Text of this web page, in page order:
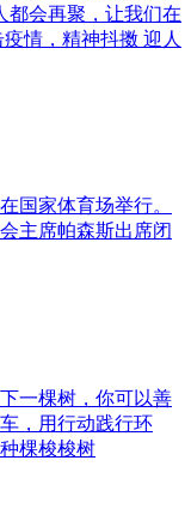
都会再聚，让我们在
情，精神抖擞 迎人
国家体育场举行。
主席帕森斯出席闭
一棵树，你可以善
，用行动践行环
棵梭梭树